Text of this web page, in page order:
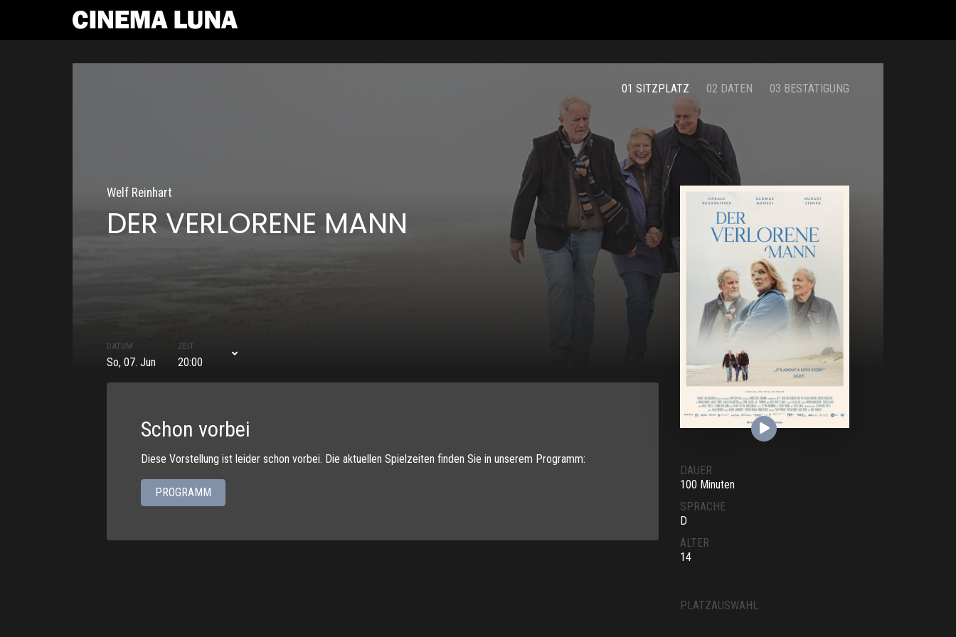
01 SITZPLATZ 02 DATEN 03 BESTÄTIGUNG
Welf Reinhart
DER VERLORENE MANN
DATUM
So, 07. Jun
ZEIT
20:00
Schon vorbei
Diese Vorstellung ist leider schon vorbei. Die aktuellen Spielzeiten finden Sie in unserem Programm:
PROGRAMM
DAUER
100 Minuten
SPRACHE
D
ALTER
14
PLATZAUSWAHL